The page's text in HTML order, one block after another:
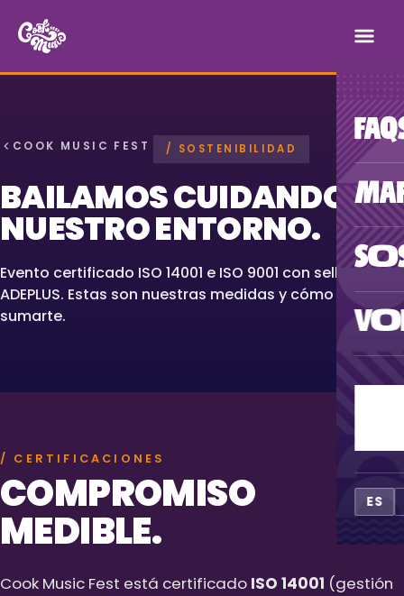
ES
COOK MUSIC FEST / SOSTENIBILIDAD
BAILAMOS CUIDANDO
NUESTRO ENTORNO.
Evento certificado ISO 14001 e ISO 9001 con sello
ADEPLUS. Estas son nuestras medidas y cómo puedes
sumarte.
/ CERTIFICACIONES
COMPROMISO
MEDIBLE.
Cook Music Fest está certificado ISO 14001 (gestión